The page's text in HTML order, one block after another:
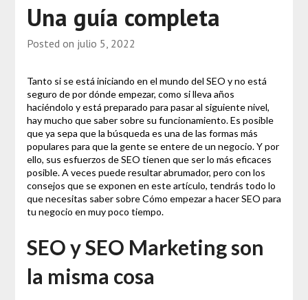
Una guía completa
Posted on julio 5, 2022
Tanto si se está iniciando en el mundo del SEO y no está
seguro de por dónde empezar, como si lleva años
haciéndolo y está preparado para pasar al siguiente nivel,
hay mucho que saber sobre su funcionamiento. Es posible
que ya sepa que la búsqueda es una de las formas más
populares para que la gente se entere de un negocio. Y por
ello, sus esfuerzos de SEO tienen que ser lo más eficaces
posible. A veces puede resultar abrumador, pero con los
consejos que se exponen en este artículo, tendrás todo lo
que necesitas saber sobre Cómo empezar a hacer SEO para
tu negocio en muy poco tiempo.
SEO y SEO Marketing son
la misma cosa